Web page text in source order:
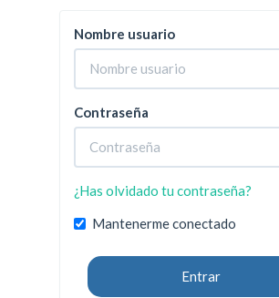
Nombre usuario
Contraseña
¿Has olvidado tu contraseña?
Mantenerme conectado
Entrar